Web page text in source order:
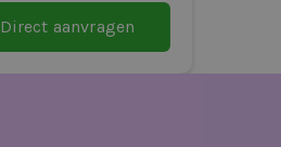
Direct aanvragen